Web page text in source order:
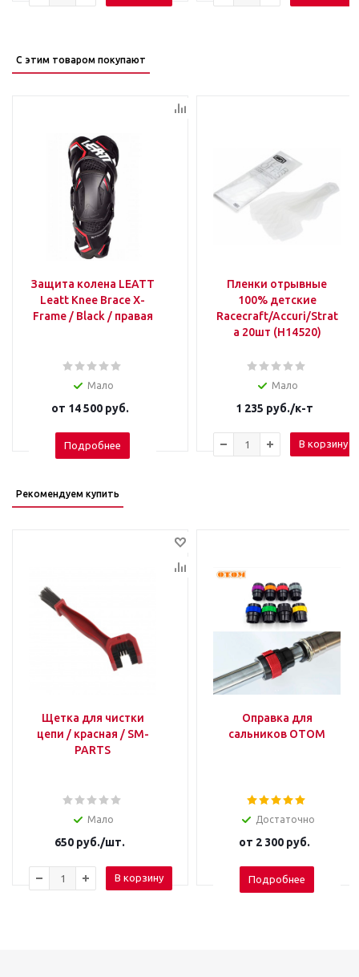
С этим товаром покупают
Защита колена LEATT
Leatt Knee Brace X-
Frame / Black / правая
Мало
от 14 500 руб.
Подробнее
Пленки отрывные
100% детские
Racecraft/Accuri/Strat
a 20шт (H14520)
Мало
1 235 руб./к-т
В корзину
Рекомендуем купить
Щетка для чистки
цепи / красная / SM-
PARTS
Мало
650 руб./шт.
В корзину
Оправка для
сальников OTOM
Достаточно
от 2 300 руб.
Подробнее